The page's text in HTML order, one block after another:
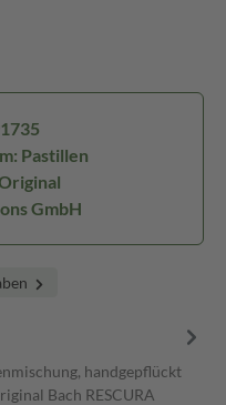
Pastillen
GmbH
handgepflückt
Bach RESCURA